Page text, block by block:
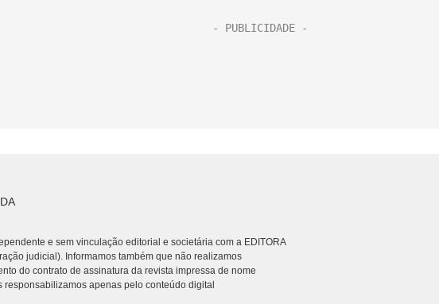
e sem vinculação editorial e societária com a EDITORA
judicial). Informamos também que não realizamos
do contrato de assinatura da revista impressa de nome
responsabilizamos apenas pelo conteúdo digital